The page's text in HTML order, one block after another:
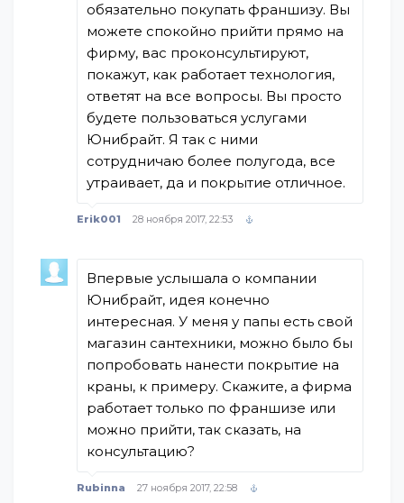
обязательно покупать франшизу. Вы
можете спокойно прийти прямо на
фирму, вас проконсультируют,
покажут, как работает технология,
ответят на все вопросы. Вы просто
будете пользоваться услугами
Юнибрайт. Я так с ними
сотрудничаю более полугода, все
утраивает, да и покрытие отличное.
Erik001 28 ноября 2017, 22:53
Впервые услышала о компании
Юнибрайт, идея конечно
интересная. У меня у папы есть свой
магазин сантехники, можно было бы
попробовать нанести покрытие на
краны, к примеру. Скажите, а фирма
работает только по франшизе или
можно прийти, так сказать, на
консультацию?
Rubinna 27 ноября 2017, 22:58